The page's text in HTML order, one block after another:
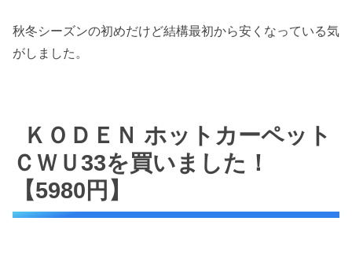
秋冬シーズンの初めだけど結構最初から安くなっている気
がしました。
ＫＯＤＥＮ ホットカーペット
ＣＷＵ33を買いました！
【5980円】